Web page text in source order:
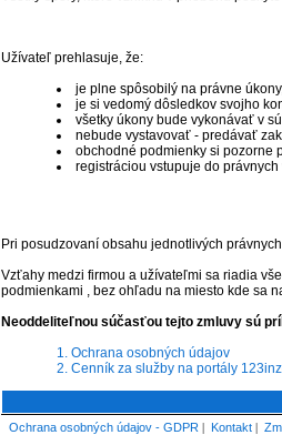
Užívateľ prehlasuje, že:
je plne spôsobilý na právne
je si vedomý dôsledkov svojho
všetky úkony bude vykonávať v
nebude vystavovať - predávať
obchodné podmienky si pozorne
registráciou vstupuje do
Pri posudzovaní obsahu jednotlivých
Vzťahy medzi firmou a užívateľmi sa riadia
podmienkami , bez ohľadu na miesto kde sa
Neoddeliteľnou súčasťou tejto zmluvy sú
1. Ochrana osobných údajov
2. Cenník za služby na portály
Ochrana osobných údajov - GDPR | Kontakt |